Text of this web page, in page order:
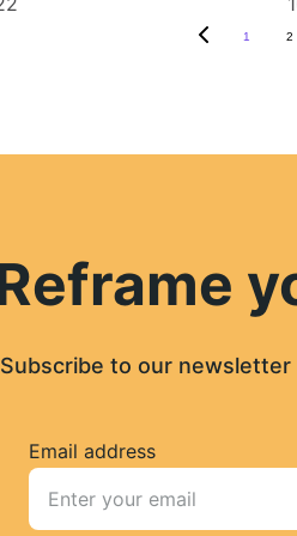
1 2
Subscribe to our newsletter
Email address